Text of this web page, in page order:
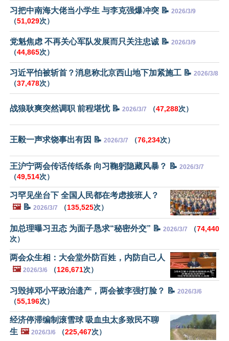
习把中南海大佬当小学生 与李克强爆冲突 📝 2026/3/9
（51,029次）
党魁焦虑 不再关心军队发展而只关注忠诚 📝 2026/3/9
（44,865次）
习近平怕被斩首？消息称北京西山地下加紧施工 📝 2026/3/8
（37,478次）
战狼耿爽突然调职 前程堪忧 📝 2026/3/7 （47,288次）
王毅一声求饶事出有因 📝 2026/3/7 （76,234次）
王沪宁两会传话传纸条 向习鞠躬隐藏风暴？ 📝 2026/3/7
（49,514次）
习罕见坐台下 全国人民都在考虑接班人？
🖼️📝 2026/3/7 （135,525次）
加总理曝习丑态 为面子恳求“秘密外交” 📝 2026/3/7 （74,440
次）
两会众生相：大会堂外防百姓，内防自己人
🖼️ 2026/3/6 （126,671次）
习毁掉邓小平政治遗产，两会被李强打脸？ 📝 2026/3/6
（55,196次）
经济停滞编制滚雪球 吸血虫太多致民不聊
生 🖼️ 2026/3/6 （225,467次）